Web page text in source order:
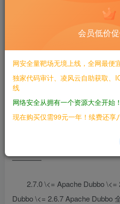
一、漏洞简介
————
恶意参数负载的RPC请求，当恶
代码执行
————
2.7.0 \<= Apache Dubbo
Dubbo \<= 2.6.7 Apache Dubbo
会员低价
网安全量靶场无境上线，全网最便
独家代码审计、凌风云自助获取、
线
网络安全从拥有一个资源大全开始！
现在购买仅需99元一年！续费还享